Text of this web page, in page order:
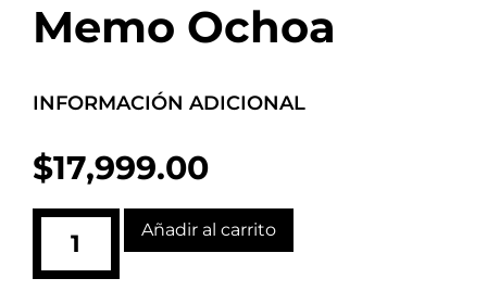
Memo Ochoa
INFORMACIÓN ADICIONAL
$17,999.00
Añadir al carrito